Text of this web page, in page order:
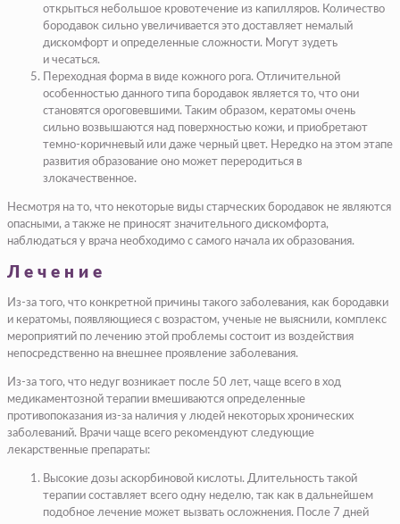
открыться небольшое кровотечение из капилляров. Количество
бородавок сильно увеличивается это доставляет немалый
дискомфорт и определенные сложности. Могут зудеть
и чесаться.
Переходная форма в виде кожного рога. Отличительной
особенностью данного типа бородавок является то, что они
становятся ороговевшими. Таким образом, кератомы очень
сильно возвышаются над поверхностью кожи, и приобретают
темно-коричневый или даже черный цвет. Нередко на этом этапе
развития образование оно может переродиться в
злокачественное.
Несмотря на то, что некоторые виды старческих бородавок не являются
опасными, а также не приносят значительного дискомфорта,
наблюдаться у врача необходимо с самого начала их образования.
Лечение
Из-за того, что конкретной причины такого заболевания, как бородавки
и кератомы, появляющиеся с возрастом, ученые не выяснили, комплекс
мероприятий по лечению этой проблемы состоит из воздействия
непосредственно на внешнее проявление заболевания.
Из-за того, что недуг возникает после 50 лет, чаще всего в ход
медикаментозной терапии вмешиваются определенные
противопоказания из-за наличия у людей некоторых хронических
заболеваний. Врачи чаще всего рекомендуют следующие
лекарственные препараты:
Высокие дозы аскорбиновой кислоты. Длительность такой
терапии составляет всего одну неделю, так как в дальнейшем
подобное лечение может вызвать осложнения. После 7 дней